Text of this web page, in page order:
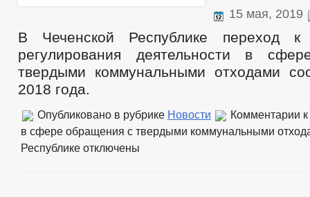
15 мая, 2019
В Чеченской Республике переход к
регулирования деятельности в
твердыми коммунальными отходами
2018 года.
Опубликовано в рубрике Новости Комментарии
в сфере обращения с твердыми коммунальными
Республике отключены